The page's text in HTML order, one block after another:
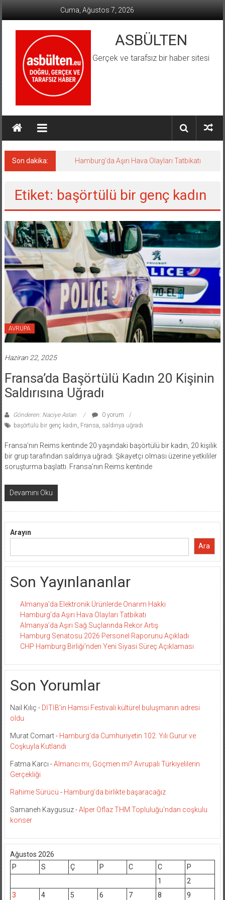
Cuma, Ağustos 7, 2026
ASBÜLTEN
Gerçek ve tarafsız bir haber sitesi
Son dakika: Hamburg’da Aşırı Hava Olayları Tatbikatı
Etiket: başörtülü bir genç kadın
AVRUPA
Haziran 22, 2025
Fransa’da Başörtülü Kadın 20 Kişinin
Saldırısına Uğradı
Gönderen: Naciye Aslan
0 yorum
başörtülü bir genç kadın Fransa saldırıya uğradı
Fransa’nın Reims kentinde 20 yaşındaki başörtülü bir kadın, 20 kişilik
bir grup tarafından saldırıya uğradı. Şikayetçi olması üzerine yetkililer
soruşturma başlattı. Fransa’nın Reims kentinde
Devamını Oku
Arayın
Ara
Son Yayınlananlar
Almanya’da Elektronik Ürünlerde Onarım Hakkı
Hamburg’da Aşırı Hava Olayları Tatbikatı
Almanya’da Aşırı Sağ Suçlarında Rekor Artış
Hamburg Senatosu 2026 Personel Raporunu Açıkladı
CHP Hamburg Birliği’nden Yeni Siyasi Süreç Açıklaması
Son Yorumlar
Nail Kılıç - DİTİB’in Hamsi Festivali kültürel buluşmanın adresi
oldu
Murat Comart- Hamburg’da Cumhuriyetin 102. Yılı Gurur ve
Coşkuyla Kutlandı
Fatma Karcı -Almancı mı, Göçmen mi? Avrupalı Türkiyelilerin
Gerçekliği
Rahime Sürücü - Hamburg’da birlikte başaracağız
Samaneh Kaygusuz-Alper Oflaz THM Topluluğu’ndan coşkulu
konser
Ağustos 2026
P
S Ç P C C
P
1
2
3
4 5 6 7 8 9